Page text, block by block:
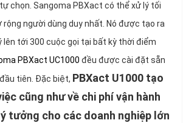
chọn. Sangoma PBXact có thể xử lý tối
người dùng duy nhất. Nó được tạo ra
lên tới 300 cuộc gọi tại bất kỳ thời điểm
PBXact UC1000 đều được cài đặt sẵn
tiên. Đặc biệt, PBXact U1000 tạo
cũng như về chi phí vận hành
tưởng cho các doanh nghiệp lớn